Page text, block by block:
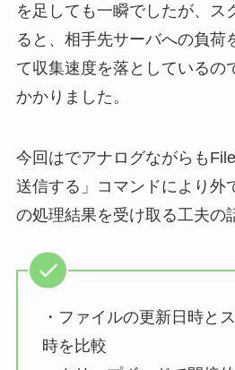
を足しても一瞬でしたが、ス
ると、相手先サーバへの負荷
て収集速度を落としているの
かかりました。
今回はでアナログながらも
送信する」コマンドにより外
の処理結果を受け取る工夫の
・ファイルの更新日時と
時を比較